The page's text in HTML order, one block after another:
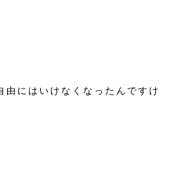
にはいけなくなったんですけ